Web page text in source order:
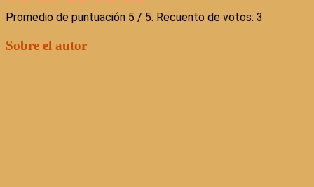
Promedio de puntuación 5 / 5. Recuento de votos: 3
Sobre el autor